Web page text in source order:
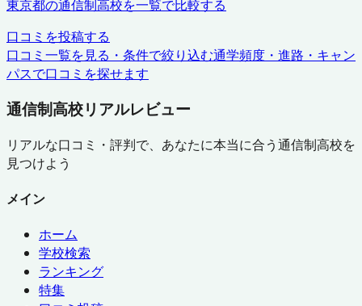
東京都の通信制高校を一覧で比較する
口コミを投稿する
口コミ一覧を見る・条件で絞り込む通学頻度・進路・キャン
パスで口コミを探せます
通信制高校リアルレビュー
リアルな口コミ・評判で、あなたに本当に合う通信制高校を
見つけよう
メイン
ホーム
学校検索
ランキング
特集